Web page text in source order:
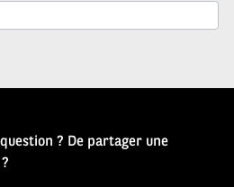
? De partager une